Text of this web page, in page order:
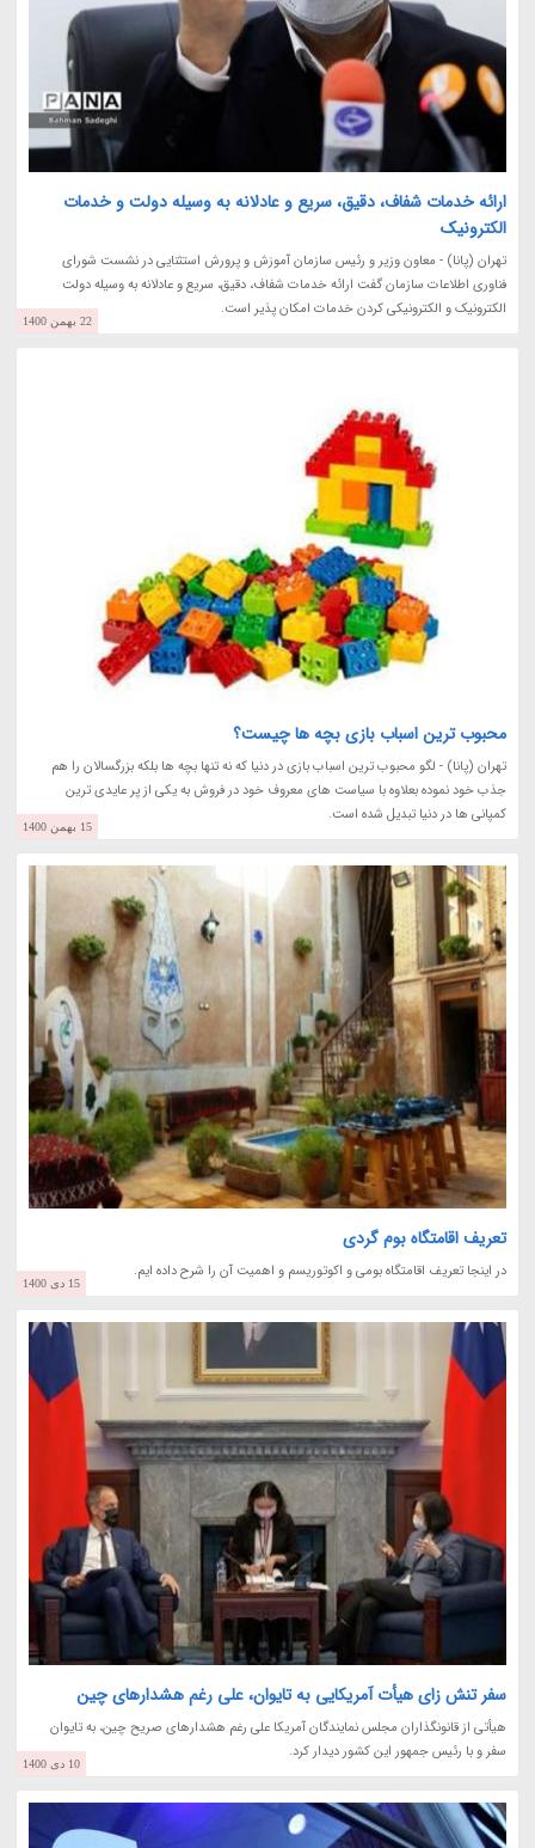
ارائه خدمات شفاف، دقیق، سریع و عادلانه به وسیله دولت و خدمات
الکترونیک
تهران (پانا) - معاون وزیر و رئیس سازمان آموزش و پرورش استثنایی در نشست شورای
فناوری اطلاعات سازمان گفت ارائه خدمات شفاف، دقیق، سریع و عادلانه به وسیله دولت
الکترونیک و الکترونیکی کردن خدمات امکان پذیر است.
22 بهمن 1400
محبوب ترین اسباب بازی بچه ها چیست؟
تهران (پانا) - لگو محبوب ترین اسباب بازی در دنیا که نه تنها بچه ها بلکه بزرگسالان را هم
جذب خود نموده بعلاوه با سیاست های معروف خود در فروش به یکی از پر عایدی ترین
کمپانی ها در دنیا تبدیل شده است.
15 بهمن 1400
تعریف اقامتگاه بوم گردی
در اینجا تعریف اقامتگاه بومی و اکوتوریسم و اهمیت آن را شرح داده ایم.
15 دی 1400
سفر تنش زای هیأت آمریکایی به تایوان، علی رغم هشدارهای چین
هیأتی از قانونگذاران مجلس نمایندگان آمریکا علی رغم هشدارهای صریح چین، به تایوان
سفر و با رئیس جمهور این کشور دیدار کرد.
10 دی 1400